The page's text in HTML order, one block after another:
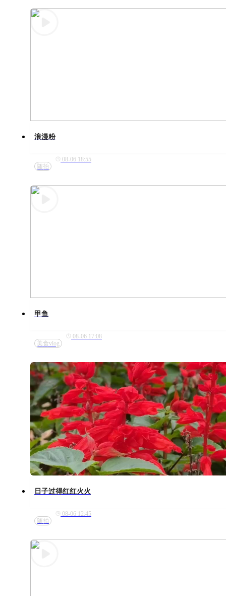
浪漫粉
随拍
08-06 18:55
甲鱼
美食vlog
08-06 17:08
日子过得红红火火
随拍
08-06 12:45